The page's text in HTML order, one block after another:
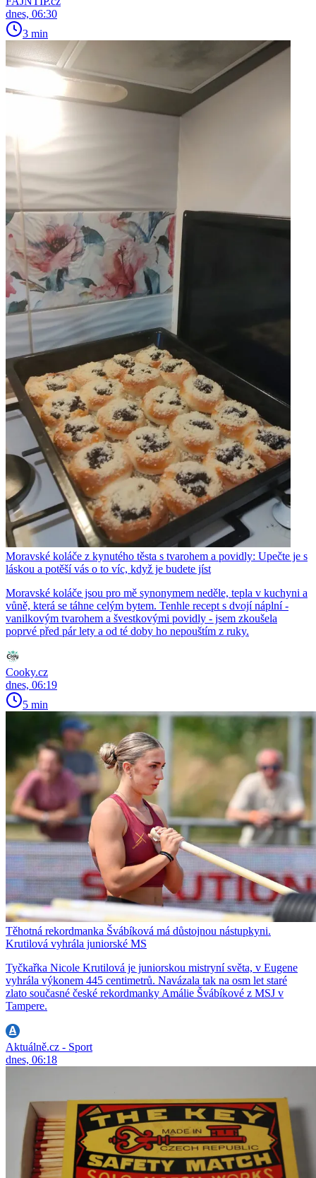
dnes, 06:30
3 min
Moravské koláče z kynutého těsta s tvarohem a povidly: Upečte je s
láskou a potěší vás o to víc, když je budete jíst
Moravské koláče jsou pro mě synonymem neděle, tepla v kuchyni a
vůně, která se táhne celým bytem. Tenhle recept s dvojí náplní -
vanilkovým tvarohem a švestkovými povidly - jsem zkoušela
poprvé před pár lety a od té doby ho nepouštím z ruky.
Cooky.cz
dnes, 06:19
5 min
Těhotná rekordmanka Švábíková má důstojnou nástupkyni.
Krutilová vyhrála juniorské MS
Tyčkařka Nicole Krutilová je juniorskou mistryní světa, v Eugene
vyhrála výkonem 445 centimetrů. Navázala tak na osm let staré
zlato současné české rekordmanky Amálie Švábíkové z MSJ v
Tampere.
Aktuálně.cz - Sport
dnes, 06:18